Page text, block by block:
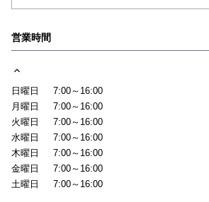
営業時間
日曜日
7:00～16:00
月曜日
7:00～16:00
火曜日
7:00～16:00
水曜日
7:00～16:00
木曜日
7:00～16:00
金曜日
7:00～16:00
土曜日
7:00～16:00